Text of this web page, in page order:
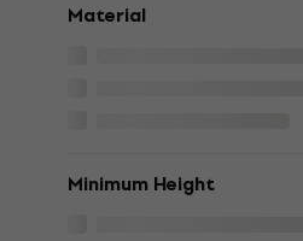
Material
Minimum Height